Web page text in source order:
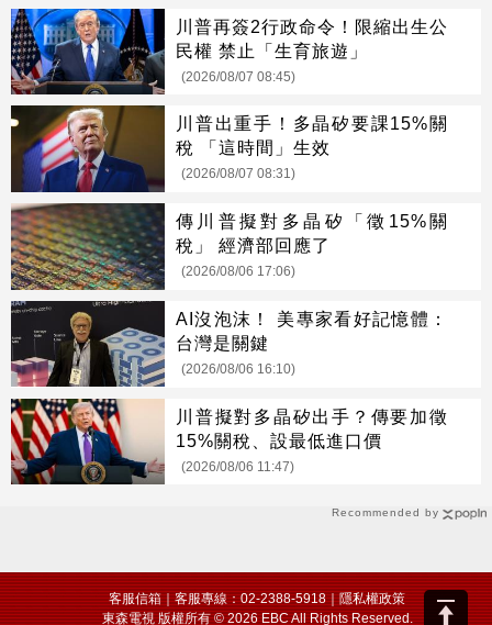
Recommended by
川普再簽2行政命令！限縮出生公
民權 禁止「生育旅遊」
(2026/08/07 08:45)
川普出重手！多晶矽要課15%關
稅 「這時間」生效
(2026/08/07 08:31)
傳川普擬對多晶矽「徵15%關
稅」 經濟部回應了
(2026/08/06 17:06)
AI沒泡沫！ 美專家看好記憶體：
台灣是關鍵
(2026/08/06 16:10)
川普擬對多晶矽出手？傳要加徵
15%關稅、設最低進口價
(2026/08/06 11:47)
客服信箱｜客服專線：02-2388-5918｜隱私權政策
東森電視 版權所有 © 2026 EBC All Rights Reserved.